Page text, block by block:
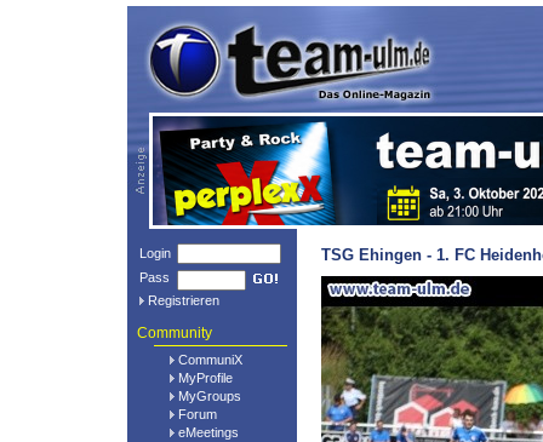
Login
Pass
Registrieren
Community
CommuniX
MyProfile
MyGroups
Forum
eMeetings
TSG Ehingen - 1. FC